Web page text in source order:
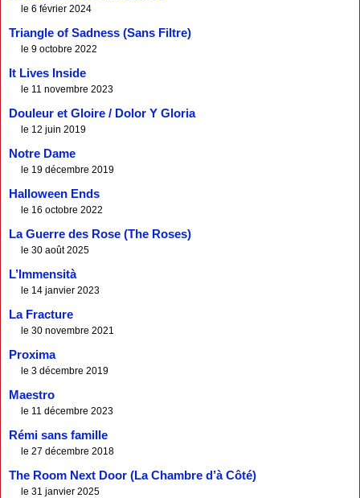
le 6 février 2024
Triangle of Sadness (Sans Filtre)
le 9 octobre 2022
It Lives Inside
le 11 novembre 2023
Douleur et Gloire / Dolor Y Gloria
le 12 juin 2019
Notre Dame
le 19 décembre 2019
Halloween Ends
le 16 octobre 2022
La Guerre des Rose (The Roses)
le 30 août 2025
L’Immensità
le 14 janvier 2023
La Fracture
le 30 novembre 2021
Proxima
le 3 décembre 2019
Maestro
le 11 décembre 2023
Rémi sans famille
le 27 décembre 2018
The Room Next Door (La Chambre d’à Côté)
le 31 janvier 2025